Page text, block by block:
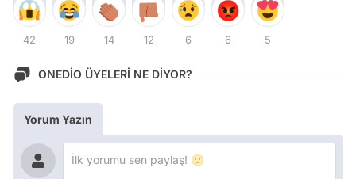
42 19 14 12 6 6 5
ONEDİO ÜYELERİ NE DİYOR?
Yorum Yazın